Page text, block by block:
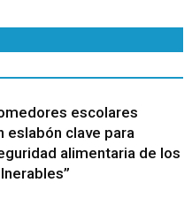
escolares
eslabón clave para
alimentaria de los